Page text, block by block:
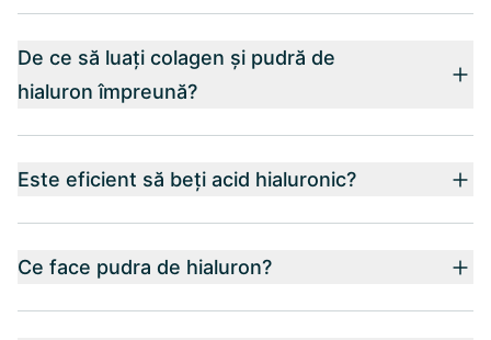
De ce să luați colagen și pudră de
hialuron împreună?
Este eficient să beți acid hialuronic?
Ce face pudra de hialuron?